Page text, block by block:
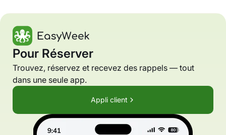
Pour Réserver
Trouvez, réservez et recevez des rappels — tout
dans une seule app.
Appli client